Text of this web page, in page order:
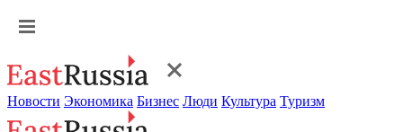
Новости Экономика Бизнес Люди Культура Туризм